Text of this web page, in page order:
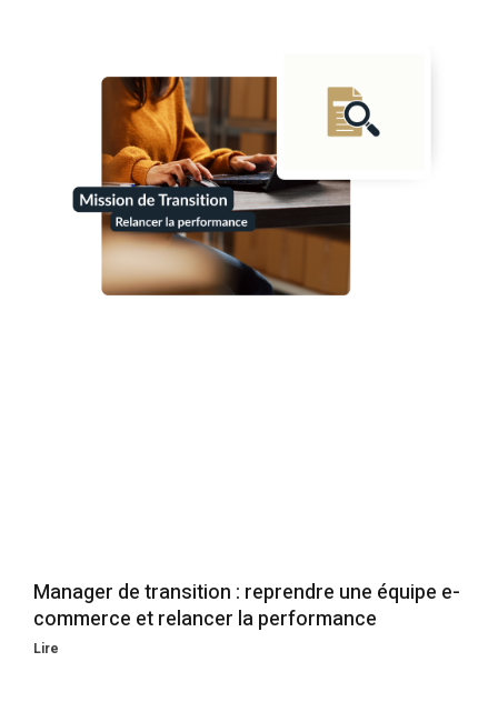
Manager de transition : reprendre une équipe e-
commerce et relancer la performance
Lire